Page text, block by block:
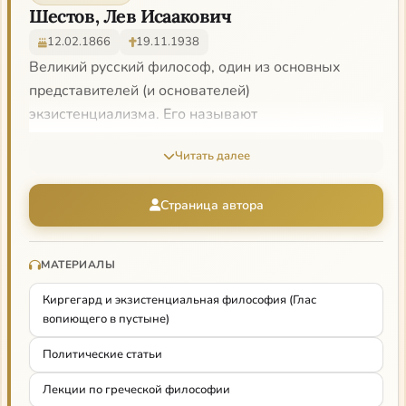
Шестов, Лев Исаакович
12.02.1866 19.11.1938
Великий русский философ, один из основных
представителей (и основателей)
экзистенциализма. Его называют
было вырваться из пут сознания, считающее, что
оно — основание мира, из схем и абстракций
разума, закрывающих реальность. Борьба с
«самоочевидностями» — очевидностью смерти,
страдания, того, что мир навязывает человеку. Для
него они воплощались в рационализме и
гуманистической морали. Он не мог идти по
основной магистрали философии, чтобы снова не
впутаться в дискурс мира сего: он выбирает формы
афоризма и комментария. Главное для Шестова —
выбраться из плена иллюзий «общеобязательных
Читать далее
Страница автора
МАТЕРИАЛЫ
Киргегард и экзистенциальная философия (Глас
вопиющего в пустыне)
Политические статьи
Лекции по греческой философии